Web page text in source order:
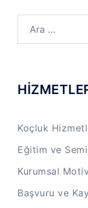
Koçluk
Eğitim ve
Kurumsal
Başvuru ve